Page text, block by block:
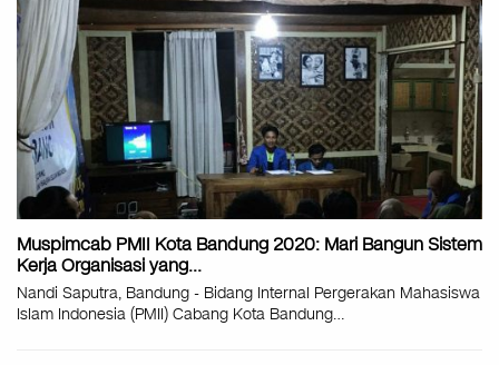
Muspimcab PMII Kota Bandung 2020: Mari Bangun Sistem
Kerja Organisasi yang…
Nandi Saputra, Bandung - Bidang Internal Pergerakan Mahasiswa
Islam Indonesia (PMII) Cabang Kota Bandung…